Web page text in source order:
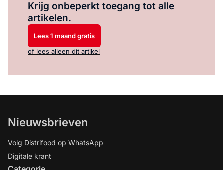
Krijg onbeperkt toegang tot alle
artikelen.
Lees 1 maand gratis
of lees alleen dit artikel
Nieuwsbrieven
Volg Distrifood op WhatsApp
Digitale krant